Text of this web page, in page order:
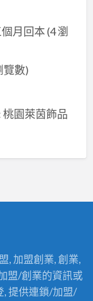
月回本(4 瀏
覽數)
園萊茵飾品
, 加盟創業, 創業,
盟/創業的資訊或
, 提供連鎖/加盟/